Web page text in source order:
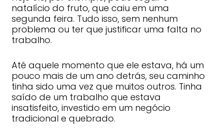
natalício do fruto, que caiu em uma
segunda feira. Tudo isso, sem nenhum
problema ou ter que justificar uma falta no
trabalho.
Até aquele momento que ele estava, há um
pouco mais de um ano detrás, seu caminho
tinha sido uma vez que muitos outros. Tinha
saído de um trabalho que estava
insatisfeito, investido em um negócio
tradicional e quebrado.